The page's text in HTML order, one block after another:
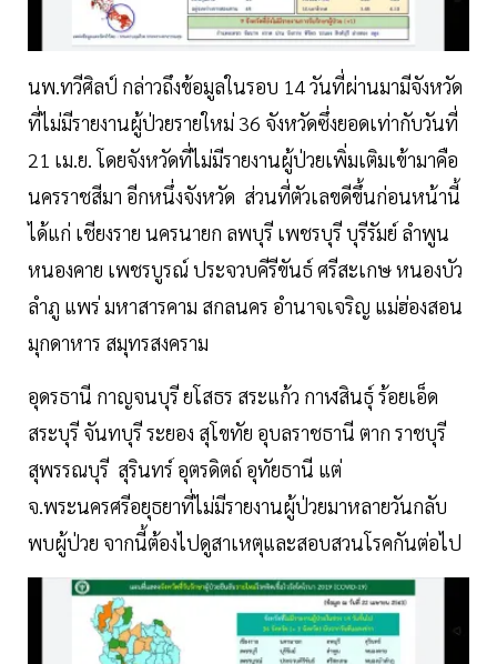
นพ.ทวีศิลป์ กล่าวถึงข้อมูลในรอบ 14 วันที่ผ่านมามีจังหวัด
ที่ไม่มีรายงานผู้ป่วยรายใหม่ 36 จังหวัดซึ่งยอดเท่ากับวันที่
21 เม.ย. โดยจังหวัดที่ไม่มีรายงานผู้ป่วยเพิ่มเติมเข้ามาคือ
นครราชสีมา อีกหนึ่งจังหวัด ส่วนที่ตัวเลขดีขึ้นก่อนหน้านี้
ได้แก่ เชียงราย นครนายก ลพบุรี เพชรบุรี บุรีรัมย์ ลําพูน
หนองคาย เพชรบูรณ์ ประจวบคีรีขันธ์ ศรีสะเกษ หนองบัว
ลําภู แพร่ มหาสารคาม สกลนคร อํานาจเจริญ แม่ฮ่องสอน
มุกดาหาร สมุทรสงคราม
อุดรธานี กาญจนบุรี ยโสธร สระแก้ว กาฬสินธุ์ ร้อยเอ็ด
สระบุรี จันทบุรี ระยอง สุโขทัย อุบลราชธานี ตาก ราชบุรี
สุพรรณบุรี สุรินทร์ อุตรดิตถ์ อุทัยธานี แต่
จ.พระนครศรีอยุธยาที่ไม่มีรายงานผู้ป่วยมาหลายวันกลับ
พบผู้ป่วย จากนี้ต้องไปดูสาเหตุและสอบสวนโรคกันต่อไป